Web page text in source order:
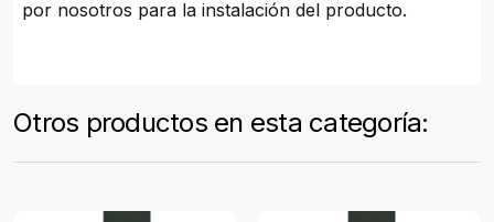
por nosotros para la instalación del producto.
Otros productos en esta categoría: